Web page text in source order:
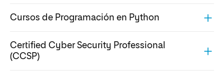
Cursos de Programación en Python
Certified Cyber Security Professional
(CCSP)